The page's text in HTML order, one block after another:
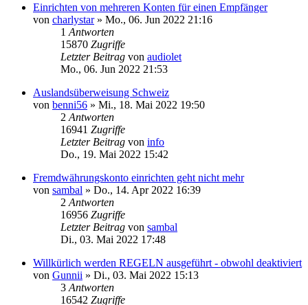
Einrichten von mehreren Konten für einen Empfänger
von charlystar» Mo., 06. Jun 2022 21:16
1 Antworten
15870 Zugriffe
Letzter Beitrag von audiolet
Mo., 06. Jun 2022 21:53
Auslandsüberweisung Schweiz
von benni56 » Mi., 18. Mai 2022 19:50
2 Antworten
16941 Zugriffe
Letzter Beitrag von info
Do., 19. Mai 2022 15:42
Fremdwährungskonto einrichten geht nicht mehr
von sambal » Do., 14. Apr 2022 16:39
2 Antworten
16956 Zugriffe
Letzter Beitrag von sambal
Di., 03. Mai 2022 17:48
Willkürlich werden REGELN ausgeführt - obwohl deaktiviert
von Gunnii » Di., 03. Mai 2022 15:13
3 Antworten
16542 Zugriffe